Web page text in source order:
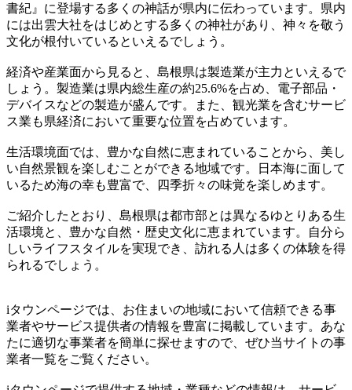
書紀』に登場する多くの神話が県内に伝わっています。県内
には出雲大社をはじめとする多くの神社があり、神々を敬う
文化が根付いているといえるでしょう。
経済や産業面から見ると、島根県は製造業が主力といえるで
しょう。製造業は県内総生産の約25.6%を占め、電子部品・
デバイスなどの製造が盛んです。また、観光業を含むサービ
ス業も県経済において重要な位置を占めています。
生活環境面では、豊かな自然に恵まれていることから、美し
い自然景観を楽しむことができる地域です。日本海に面して
いるため海の幸も豊富で、四季折々の味覚を楽しめます。
ご紹介したとおり、島根県は都市部とは異なるゆとりある生
活環境と、豊かな自然・歴史文化に恵まれています。自分ら
しいライフスタイルを実現でき、訪れる人は多くの体験を得
られるでしょう。
iタウンページでは、お住まいの地域において信頼できる事
業者やサービス提供者の情報を豊富に掲載しています。あな
たに適切な事業者を簡単に探せますので、ぜひ当サイトの事
業者一覧をご覧ください。